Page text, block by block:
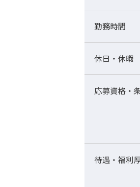
勤務時間
休日・休暇
応募資格・
待遇・福利